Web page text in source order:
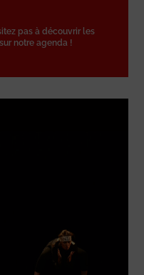
pas à découvrir les
notre agenda !